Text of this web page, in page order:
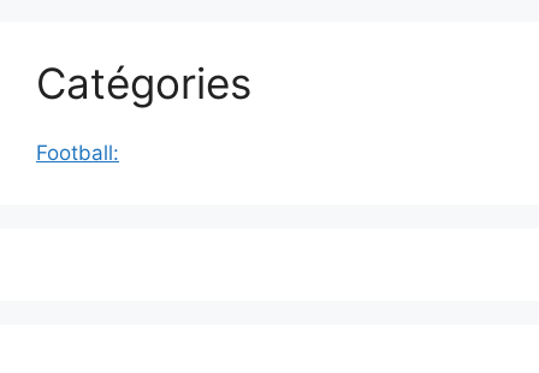
Catégories
Football: